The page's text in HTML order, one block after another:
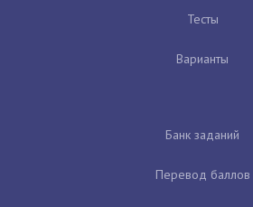
Тесты
Варианты
Банк заданий
Перевод баллов